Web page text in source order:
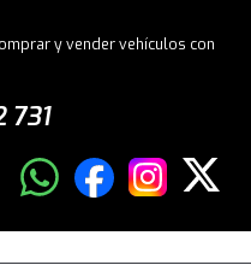
y vender vehículos con
731